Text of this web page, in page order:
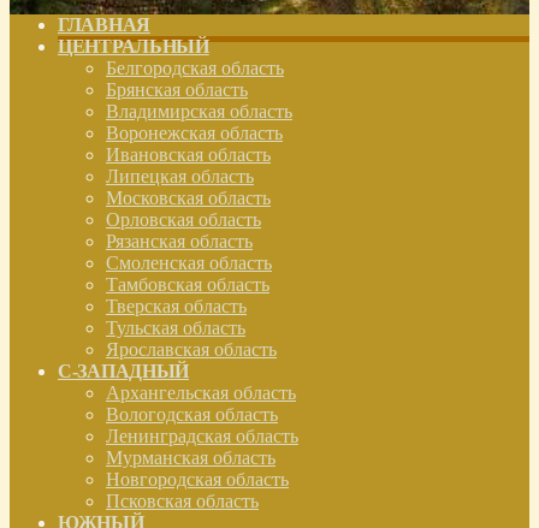
ГЛАВНАЯ
ЦЕНТРАЛЬНЫЙ
Белгородская область
Брянская область
Владимирская область
Воронежская область
Ивановская область
Липецкая область
Московская область
Орловская область
Рязанская область
Смоленская область
Тамбовская область
Тверская область
Тульская область
Ярославская область
С-ЗАПАДНЫЙ
Архангельская область
Вологодская область
Ленинградская область
Мурманская область
Новгородская область
Псковская область
ЮЖНЫЙ